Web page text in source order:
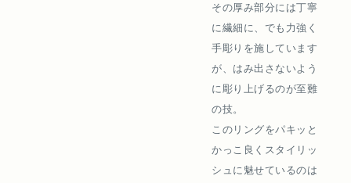
その厚み部分には丁寧
に繊細に、でも力強く
手彫りを施しています
が、はみ出さないよう
に彫り上げるのが至難
の技。
このリングをパキッと
かっこ良くスタイリッ
シュに魅せているのは